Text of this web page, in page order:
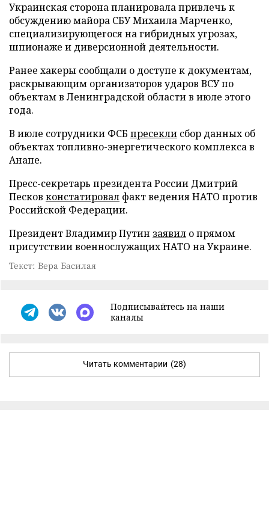
Украинская сторона планировала привлечь к
обсуждению майора СБУ Михаила Марченко,
специализирующегося на гибридных угрозах,
шпионаже и диверсионной деятельности.
Ранее хакеры сообщали о доступе к документам,
раскрывающим организаторов ударов ВСУ по
объектам в Ленинградской области в июле этого
года.
В июле сотрудники ФСБ пресекли сбор данных об
объектах топливно-энергетического комплекса в
Анапе.
Пресс-секретарь президента России Дмитрий
Песков констатировал факт ведения НАТО против
Российской Федерации.
Президент Владимир Путин заявил о прямом
присутствии военнослужащих НАТО на Украине.
Текст: Вера Басилая
Подписывайтесь на наши
каналы
Читать комментарии (28)